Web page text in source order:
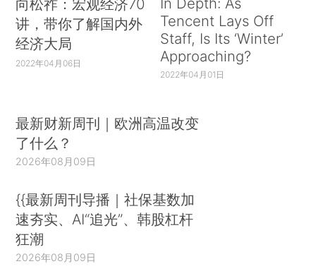
向松祚：宏观经济70
讲，带你了解国内外
经济大局
2022年04月06日
Tencent Lays Off
Staff, Is Its ‘Winter’
Approaching?
2022年04月01日
最新财新周刊｜欧洲高温改变
了什么？
2026年08月09日
{{最新周刊导播｜社保基数加
速夯实、AI“追光”、韩股杠杆
狂潮
2026年08月09日